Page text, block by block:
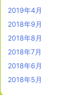
2019年4月
2018年9月
2018年8月
2018年7月
2018年6月
2018年5月